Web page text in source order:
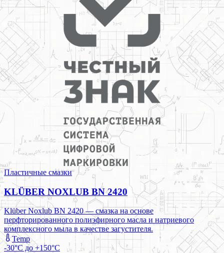
Пластичные смазки
KLÜBER NOXLUB BN 2420
Klüber Noxlub BN 2420 — смазка на основе
перфторированного полиэфирного масла и натриевого
комплексного мыла в качестве загустителя.
Temp
-30°C до +150°C